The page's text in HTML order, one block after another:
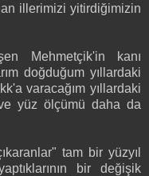
illerimizi yitirdiğimizin
Mehmetçik'in kanı
doğduğum yıllardaki
varacağım yıllardaki
yüz ölçümü daha da
tam bir yüzyıl
bir değişik